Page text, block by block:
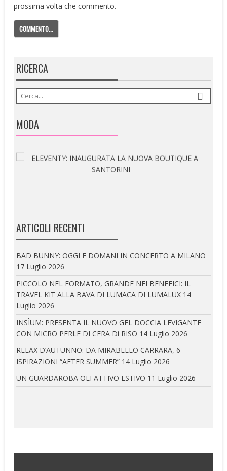
prossima volta che commento.
RICERCA
MODA
ARTICOLI RECENTI
BAD BUNNY: OGGI E DOMANI IN CONCERTO A MILANO
17 Luglio 2026
PICCOLO NEL FORMATO, GRANDE NEI BENEFICI: IL
TRAVEL KIT ALLA BAVA DI LUMACA DI LUMALUX 14
Luglio 2026
INSÌUM: PRESENTA IL NUOVO GEL DOCCIA LEVIGANTE
CON MICRO PERLE DI CERA Di RISO 14 Luglio 2026
RELAX D’AUTUNNO: DA MIRABELLO CARRARA, 6
ISPIRAZIONI “AFTER SUMMER” 14 Luglio 2026
UN GUARDAROBA OLFATTIVO ESTIVO 11 Luglio 2026